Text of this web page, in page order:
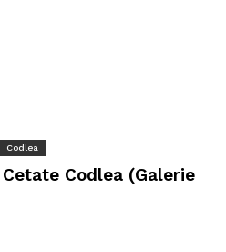
Codlea
Codlea (Galerie